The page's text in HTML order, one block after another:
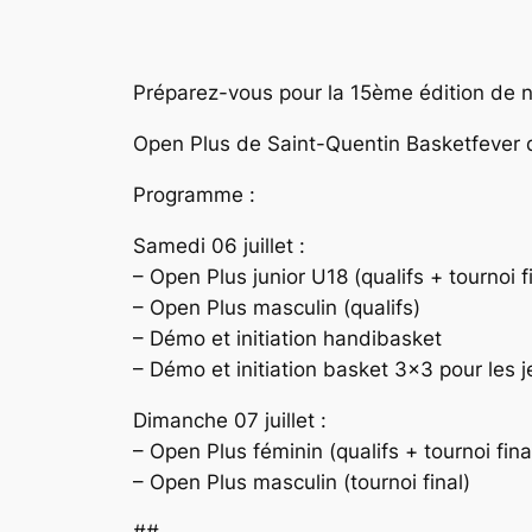
Préparez-vous pour la 15ème édition de
Open Plus de Saint-Quentin Basketfever
Programme :
Samedi 06 juillet :
– Open Plus junior U18 (qualifs + tournoi
– Open Plus masculin (qualifs)
– Démo et initiation handibasket
– Démo et initiation basket 3×3 pour les
Dimanche 07 juillet :
– Open Plus féminin (qualifs + tournoi
– Open Plus masculin (tournoi final)